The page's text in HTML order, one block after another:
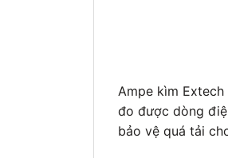
Ampe kìm
đo được dòng
bảo vệ quá tải